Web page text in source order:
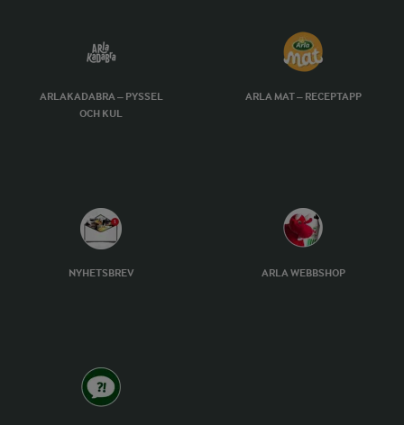
ARLAKADABRA – PYSSEL
OCH KUL
ARLA MAT – RECEPTAPP
NYHETSBREV ARLA WEBBSHOP